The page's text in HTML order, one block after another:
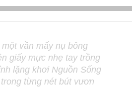
một vần mấy nụ bông
giấy mực nhẹ tay trồng
lặng khơi Nguồn Sống
từng nét bút vươn